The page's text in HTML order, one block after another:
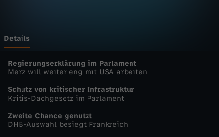
s
c
h
l
Details
Regierungserklärung im Parlament
Merz will weiter eng mit USA arbeiten
Schutz von kritischer Infrastruktur
Kritis-Dachgesetz im Parlament
Zweite Chance genutzt
DHB-Auswahl besiegt Frankreich